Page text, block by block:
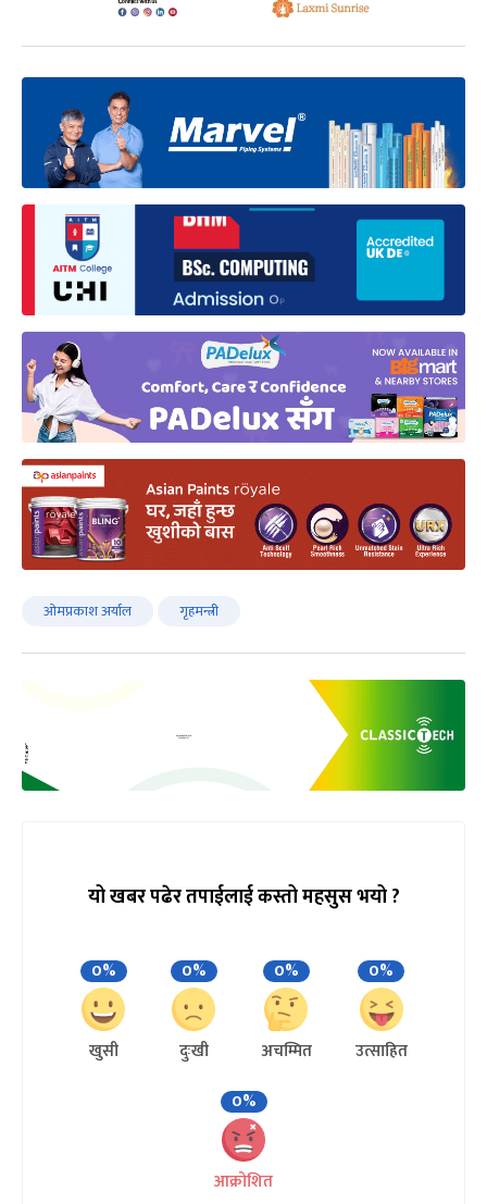
ओमप्रकाश अर्याल गृहमन्त्री
यो खबर पढेर तपाईलाई कस्तो महसुस भयो ?
0%
खुसी
0%
दुःखी
0%
अचम्मित
0%
उत्साहित
0%
आक्रोशित